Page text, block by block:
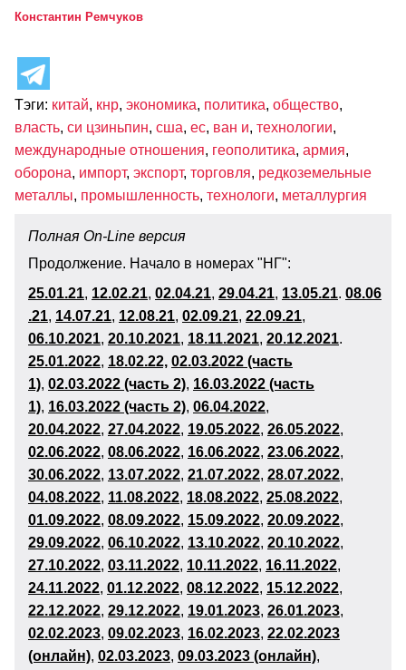
Константин Ремчуков
Тэги: китай, кнр, экономика, политика, общество,
власть, си цзиньпин, сша, ес, ван и, технологии,
международные отношения, геополитика, армия,
оборона, импорт, экспорт, торговля, редкоземельные
металлы, промышленность, технологи, металлургия
Полная On-Line версия
Продолжение. Начало в номерах "НГ":
25.01.21, 12.02.21, 02.04.21, 29.04.21, 13.05.21. 08.06
.21, 14.07.21, 12.08.21, 02.09.21, 22.09.21,
06.10.2021, 20.10.2021, 18.11.2021, 20.12.2021.
25.01.2022, 18.02.22, 02.03.2022 (часть
1), 02.03.2022 (часть 2), 16.03.2022 (часть
1), 16.03.2022 (часть 2), 06.04.2022,
20.04.2022, 27.04.2022, 19.05.2022, 26.05.2022,
02.06.2022, 08.06.2022, 16.06.2022, 23.06.2022,
30.06.2022, 13.07.2022, 21.07.2022, 28.07.2022,
04.08.2022, 11.08.2022, 18.08.2022, 25.08.2022,
01.09.2022, 08.09.2022, 15.09.2022, 20.09.2022,
29.09.2022, 06.10.2022, 13.10.2022, 20.10.2022,
27.10.2022, 03.11.2022, 10.11.2022, 16.11.2022,
24.11.2022, 01.12.2022, 08.12.2022, 15.12.2022,
22.12.2022, 29.12.2022, 19.01.2023, 26.01.2023,
02.02.2023, 09.02.2023, 16.02.2023, 22.02.2023
(онлайн), 02.03.2023, 09.03.2023 (онлайн),